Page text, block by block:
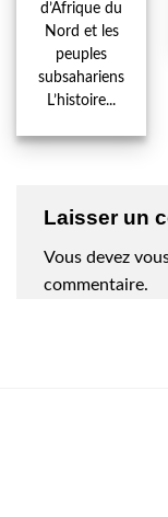
d’Afrique du
Nord et les
peuples
subsahariens
L’histoire...
Laisser un
Vous devez
commentaire.